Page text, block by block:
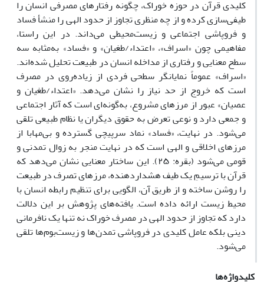
کلیدی قرآن در حوزه خوراک، چگونه رفتارهای مصرفی انسان را
طیفی‌سازی کرده و از چه منظری تجاوز از حدود الهی را منشأ فساد
و فروپاشی اجتماعی و زیست‌محیطی می‌داند. در این راستا،
مفاهیمی چون «اسراف»، «اعتداء/طغیان» و «فساد» به‌مثابه سه
سطح معنایی و رفتاری از مداخله انسان در طبیعت تحلیل شده‌اند.
«اسراف» عموماً نمایانگر سطحی فردی از زیاده‌روی در مصرف
است که خروج از حد نیاز را نشان می‌دهد. «اعتداء/طغیان و
عصیان» عبور از مرزهای مشروع، به‌گونه‌ای است که آثار اجتماعی
و جمعی دارد و نوعی تعرض به حقوق دیگران یا نظام طبیعی تلقی
می‌شود. در نهایت، «فساد» نماد سرپیچی گسترده و بی‌مهابا از
مرزهای اخلاقی و الهی است که در نهایت منجر به زوال تمدنی و
قومی می‌شود (بقره: ۲۵). این ساختار معنایی نشان می‌دهد که
قرآن با ترسیمِ یک طیف هشداردهنده، مرزهای تصرف در طبیعت
را روشن ساخته و از طریق آن، الگویی برای تنظیم رابطه انسان با
محیط زیست ارائه داده است. یافته‌های پژوهش بر این دلالت
دارد که تجاوز از حدود الهی در مصرف خوراک نه تنها یک نافرمانی
دینی بلکه عامل کلیدی در فروپاشی تمدن‌ها و زیست‌بوم‌ها تلقی
می‌شود.
کلیدواژه‌ها